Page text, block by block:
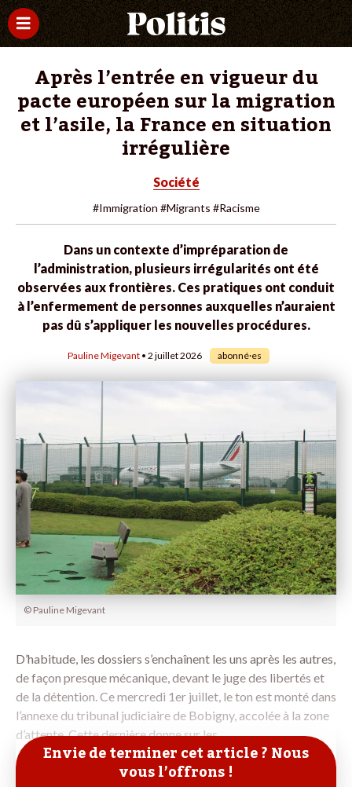
Après l’entrée en vigueur du
pacte européen sur la migration
et l’asile, la France en situation
irrégulière
Société
#Immigration #Migrants #Racisme
Dans un contexte d’impréparation de
l’administration, plusieurs irrégularités ont été
observées aux frontières. Ces pratiques ont conduit
à l’enfermement de personnes auxquelles n’auraient
pas dû s’appliquer les nouvelles procédures.
Pauline Migevant • 2 juillet 2026 abonné·es
© Pauline Migevant
D’habitude, les dossiers s’enchaînent les uns après les autres,
de façon presque mécanique, devant le juge des libertés et
de la détention. Ce mercredi 1er juillet, le ton est monté dans
l’annexe du tribunal judiciaire de Bobigny, accolée à la zone
d’attente. Cette dernière donne sur les
Envie de terminer cet article ? Nous
vous l’offrons !